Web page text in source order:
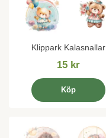
Klippark Kalasnallar
15 kr
Köp